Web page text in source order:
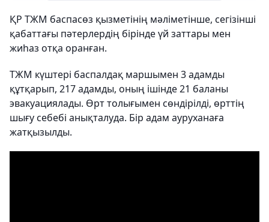
ҚР ТЖМ баспасөз қызметінің мәліметінше, сегізінші
қабаттағы пәтерлердің бірінде үй заттары мен
жиһаз отқа оранған.
ТЖМ күштері баспалдақ маршымен 3 адамды
құтқарып, 217 адамды, оның ішінде 21 баланы
эвакуациялады. Өрт толығымен сөндірілді, өрттің
шығу себебі анықталуда. Бір адам ауруханаға
жатқызылды.